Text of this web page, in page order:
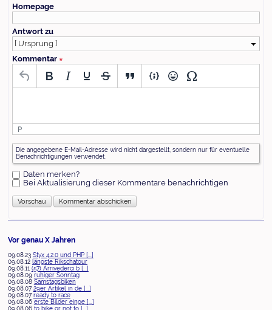
Homepage
Antwort zu
Kommentar ∗
P
Was
ist
Vier
plus
Drei?
Die angegebene E-Mail-Adresse wird nicht dargestellt, sondern nur für eventuelle
Benachrichtigungen verwendet.
Daten merken?
Bei Aktualisierung dieser Kommentare benachrichtigen
Vor genau X Jahren
09.08.23 Styx 4.2.0 und PHP [...]
09.08.12 längste Rikschatour
09.08.11 (57) Arrivederci b [...]
09.08.09 ruhiger Sonntag
09.08.08 Samstagsbiken
09.08.07 29er Artikel in de [...]
09.08.07 ready to race
09.08.06 erste Bilder einge [...]
09.08.06 to bike or not to [...]